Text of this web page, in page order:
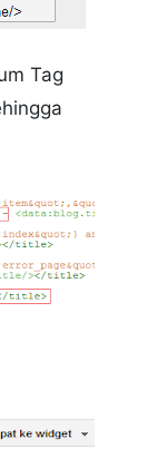
Tag